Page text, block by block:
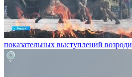
показательных выступлений